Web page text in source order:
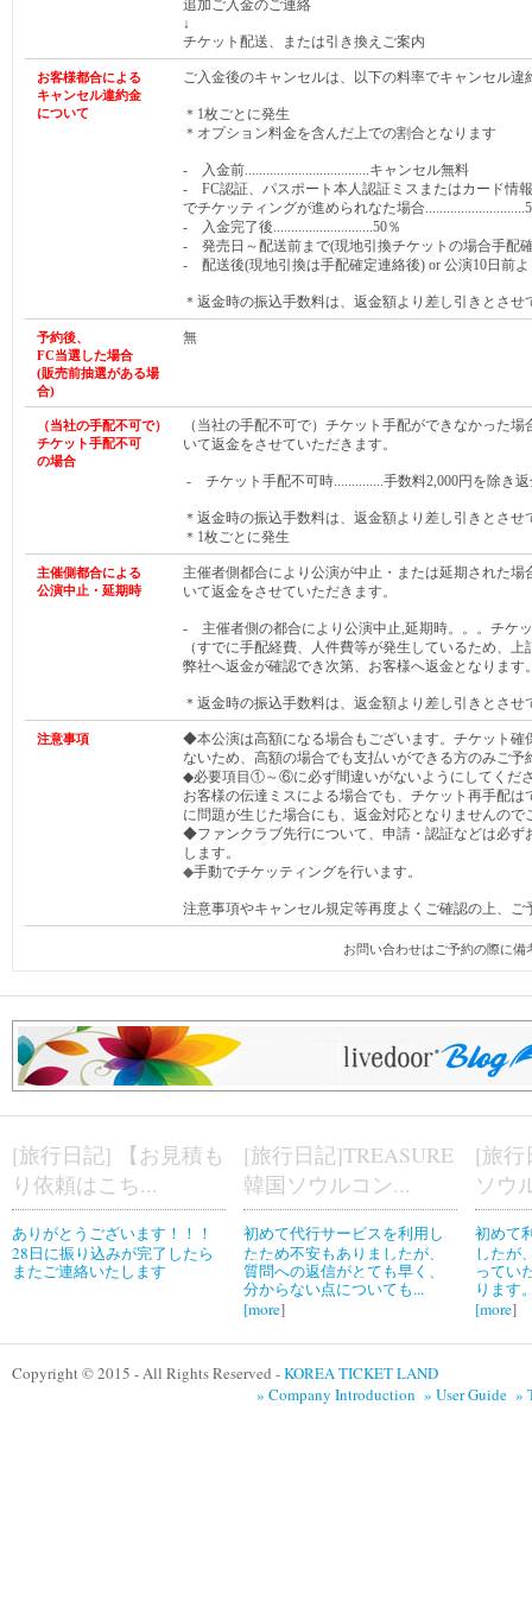
追加ご入金のご連絡
↓
チケット配送、または引き換えご案内
お客様都合による
キャンセル違約金
について
ご入金後のキャンセルは、以下の料率でキャンセル違
＊1枚ごとに発生
＊オプション料金を含んだ上での割合となります
- 入金前...................................キャンセル無料
- FC認証、パスポート本人認証ミスまたはカード情
でチケッティングが進められなた場合
- 入金完了後............................50％
- 発売日～配送前まで(現地引換チケットの場合手配
- 配送後(現地引換は手配確定連絡後) or 公演10日前よ
＊返金時の振込手数料は、返金額より差し引きとさせ
予約後、
FC当選した場合
(販売前抽選がある場
合)
無
（当社の手配不可で）
チケット手配不可
の場合
（当社の手配不可で）チケット手配ができなかった
いて返金をさせていただきます。
- チケット手配不可時..............手数料2,000円を除き
＊返金時の振込手数料は、返金額より差し引きとさせ
＊1枚ごとに発生
主催側都合による
公演中止・延期時
主催者側都合により公演が中止・または延期された
いて返金をさせていただきます。
- 主催者側の都合により公演中止,延期時。。。チケ
（すでに手配経費、人件費等が発生しているため、
弊社へ返金が確認でき次第、お客様へ返金となります
＊返金時の振込手数料は、返金額より差し引きとさせ
注意事項
◆本公演は高額になる場合もございます。チケット確
ないため、高額の場合でも支払いができる方のみご予
◆必要項目①～⑥に必ず間違いがないようにしてくだ
お客様の伝達ミスによる場合でも、チケット再手配
に問題が生じた場合にも、返金対応となりませんので
◆ファンクラブ先行について、申請・認証などは必ず
します。
◆手動でチケッティングを行います。
注意事項やキャンセル規定等再度よくご確認の上、ご
お問い合わせはご予約の際に
[旅行日記] 【お見積も
り依頼はこち...
ありがとうございます！！！
28日に振り込みが完了したら
またご連絡いたします
[旅行日記]TREASURE
韓国ソウルコン...
初めて代行サービスを利用し
たため不安もありましたが、
質問への返信がとても早く、
分からない点についても...
[more]
[旅行
ソウ
初めて
したが
ってい
ります
[more]
Copyright © 2015 - All Rights Reserved -KOREA TICKET LAND
» Company Introduction » User Guide »